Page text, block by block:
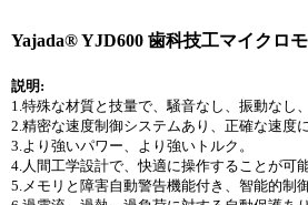
Yajada® YJD600 歯科技工マイクロ
説明:
1.特殊な材質と技量で、騒音なし、振動なし
2.精密な速度制御システムあり、正確な速度
3.より強いパワー、より強いトルク。
4.人間工学設計で、快適に操作することが可能
5.メモリと障害自動警告機能付き、智能的制